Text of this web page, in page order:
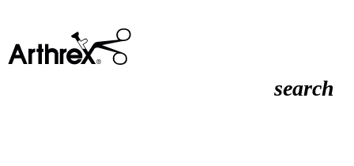
search